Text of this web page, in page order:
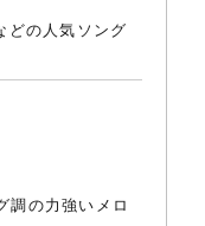
どの人気ソング
調の力強いメロ